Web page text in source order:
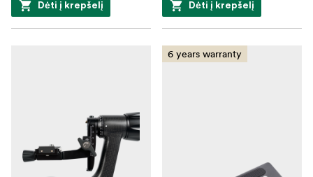
Dėti į krepšelį Dėti į krepšelį
6 years warranty